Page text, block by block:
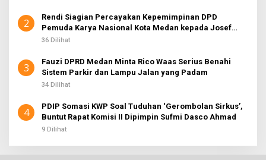
2
Rendi Siagian Percayakan Kepemimpinan DPD
Pemuda Karya Nasional Kota Medan kepada Josef
Sembiring
36 Dilihat
3
Fauzi DPRD Medan Minta Rico Waas Serius Benahi
Sistem Parkir dan Lampu Jalan yang Padam
34 Dilihat
4
PDIP Somasi KWP Soal Tuduhan ‘Gerombolan Sirkus’,
Buntut Rapat Komisi II Dipimpin Sufmi Dasco Ahmad
9 Dilihat